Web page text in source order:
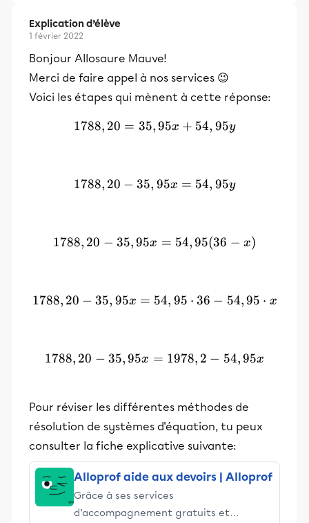
Explication d’élève
1 février 2022
Bonjour Allosaure Mauve!
Merci de faire appel à nos services 😉
Voici les étapes qui mènent à cette réponse:
1788,20 = 35,95x + 54,95y
1788, 20 = 35,95x + 54, 95y
1788,20 - 35,95x = 54,95y
1788, 20 − 35, 95x = 54, 95y
1788,20 - 35,95x =
1788, 20 − 35,95x = 54,95(36 − x)
1788,20 - 35,95x =
1788, 20 − 35, 95x = 54, 95 ⋅ 36 − 54,95 ⋅ x
1788,20 - 35,95x = 1978,2
1788, 20 − 35,95x = 1978, 2 − 54,95x
Pour réviser les différentes méthodes de
résolution de systèmes d'équation, tu peux
consulter la fiche explicative suivante:
Alloprof aide aux devoirs | Alloprof
Grâce à ses services
d’accompagnement gratuits et